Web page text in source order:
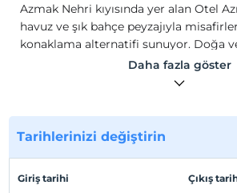
Azmak Nehri kıyısında yer alan Otel
havuz ve şık bahçe peyzajıyla
konaklama alternatifi sunuyor. Doğa
bütünleşmek isteyen, eşsiz güzellikteki
kenarında huzur ile tatilini geçirmek
saunası, tecrübeli terapistler ile masaj
formunu ve sağlığını tatil
profesyonel eğitmenler gözetiminde
Daha fazla göster
Tarihlerinizi değiştirin
Giriş tarihi Çıkış